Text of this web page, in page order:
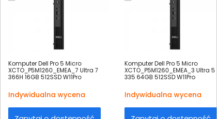
Komputer Dell Pro 5 Micro
XCTO_P5M1260_EMEA_7 Ultra 7
366H 16GB 512SSD W11Pro
Indywidualna wycena
Komputer Dell Pro 5 Micro
XCTO_P5M1260_EMEA_3 Ultra 5
335 64GB 512SSD W11Pro
Indywidualna wycena